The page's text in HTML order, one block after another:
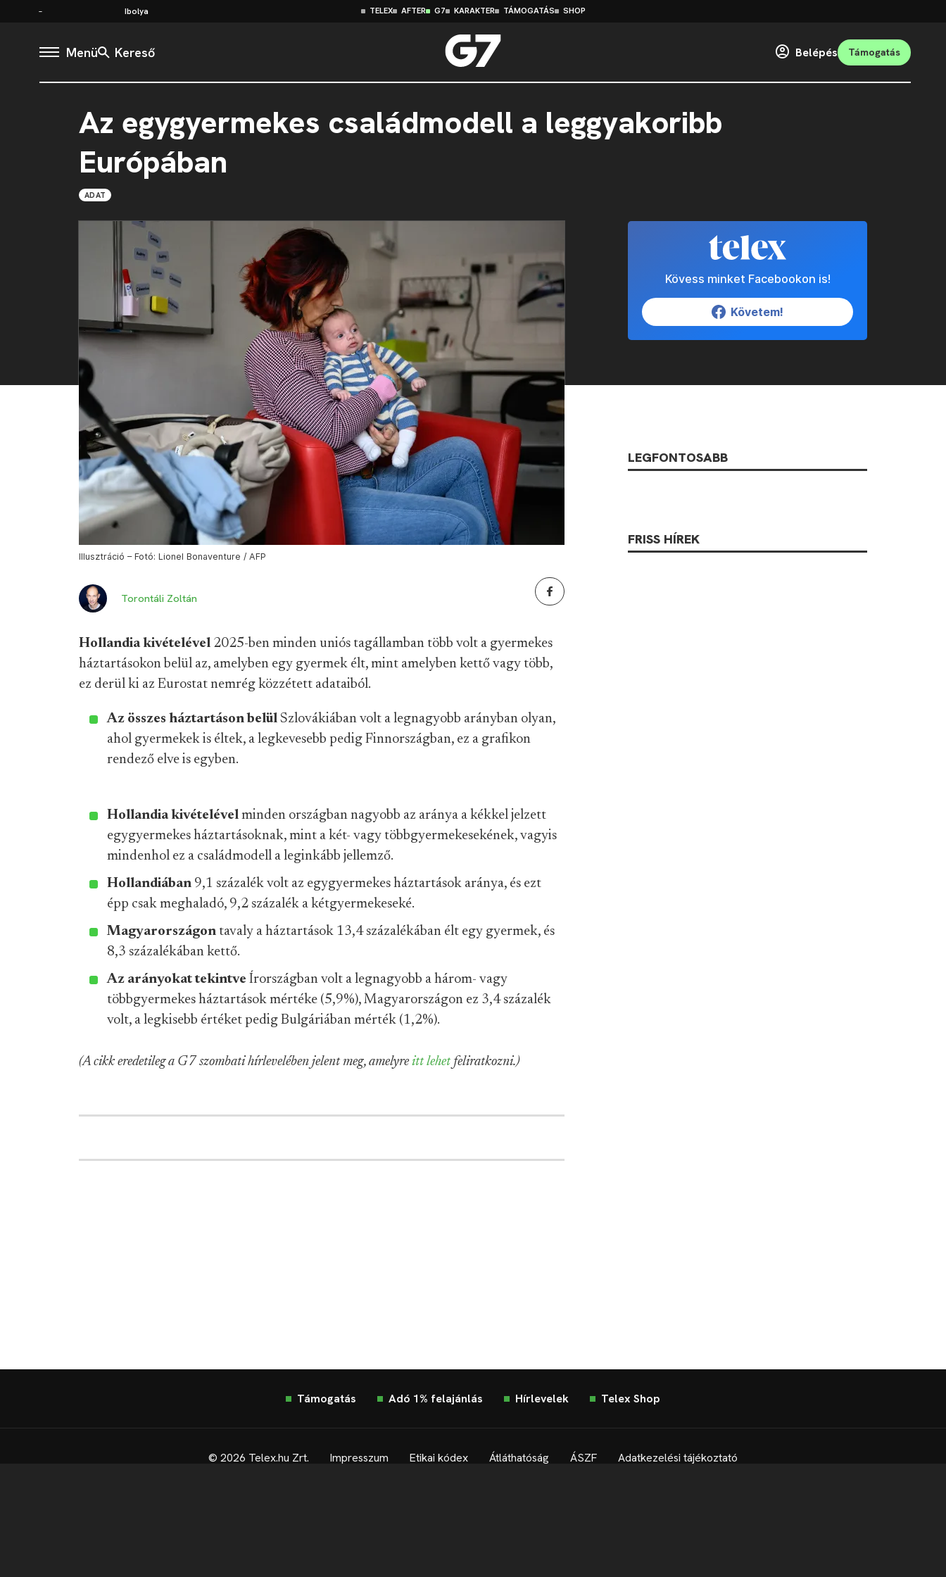
Ibolya TELEX AFTER G7 KARAKTER TÁMOGATÁS SHOP
Menü Kereső Belépés Támogatás
Az egygyermekes családmodell a leggyakoribb
Európában
ADAT
Illusztráció – Fotó: Lionel Bonaventure / AFP
Torontáli Zoltán
Hollandia kivételével 2025-ben minden uniós tagállamban több volt a gyermekes
háztartásokon belül az, amelyben egy gyermek élt, mint amelyben kettő vagy több,
ez derül ki az Eurostat nemrég közzétett adataiból.
Az összes háztartáson belül Szlovákiában volt a legnagyobb arányban olyan,
ahol gyermekek is éltek, a legkevesebb pedig Finnországban, ez a grafikon
rendező elve is egyben.
Hollandia kivételével minden országban nagyobb az aránya a kékkel jelzett
egygyermekes háztartásoknak, mint a két- vagy többgyermekesekének, vagyis
mindenhol ez a családmodell a leginkább jellemző.
Hollandiában 9,1 százalék volt az egygyermekes háztartások aránya, és ezt
épp csak meghaladó, 9,2 százalék a kétgyermekeseké.
Magyarországon tavaly a háztartások 13,4 százalékában élt egy gyermek, és
8,3 százalékában kettő.
Az arányokat tekintve Írországban volt a legnagyobb a három- vagy
többgyermekes háztartások mértéke (5,9%), Magyarországon ez 3,4 százalék
volt, a legkisebb értéket pedig Bulgáriában mérték (1,2%).
(A cikk eredetileg a G7 szombati hírlevelében jelent meg, amelyre itt lehetfeliratkozni.)
Kövess minket Facebookon is!
Követem!
LEGFONTOSABB
FRISS HÍREK
Támogatás Adó 1% felajánlás Hírlevelek Telex Shop
© 2026 Telex.hu Zrt. Impresszum Etikai kódex Átláthatóság ÁSZF Adatkezelési tájékoztató